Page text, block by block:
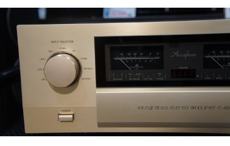
プリメインアンプ
プリアンプ
パワーアンプ
CDプレーヤー・レシーバー
ネットワークプレーヤー・D/Aコンバーター